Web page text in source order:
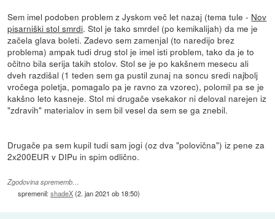
Sem imel podoben problem z Jyskom več let nazaj (tema tule - Nov
pisarniški stol smrdi. Stol je tako smrdel (po kemikalijah) da me je
začela glava boleti. Zadevo sem zamenjal (to naredijo brez
problema) ampak tudi drug stol je imel isti problem, tako da je to
očitno bila serija takih stolov. Stol se je po kakšnem mesecu ali
dveh razdišal (1 teden sem ga pustil zunaj na soncu sredi najbolj
vročega poletja, pomagalo pa je ravno za vzorec), polomil pa se je
kakšno leto kasneje. Stol mi drugače vsekakor ni deloval narejen iz
"zdravih" materialov in sem bil vesel da sem se ga znebil.
Drugače pa sem kupil tudi sam jogi (oz dva "polovična") iz pene za
2x200EUR v DIPu in spim odlično.
Zgodovina sprememb…
spremenil:shadeX(2. jan 2021 ob 18:50)